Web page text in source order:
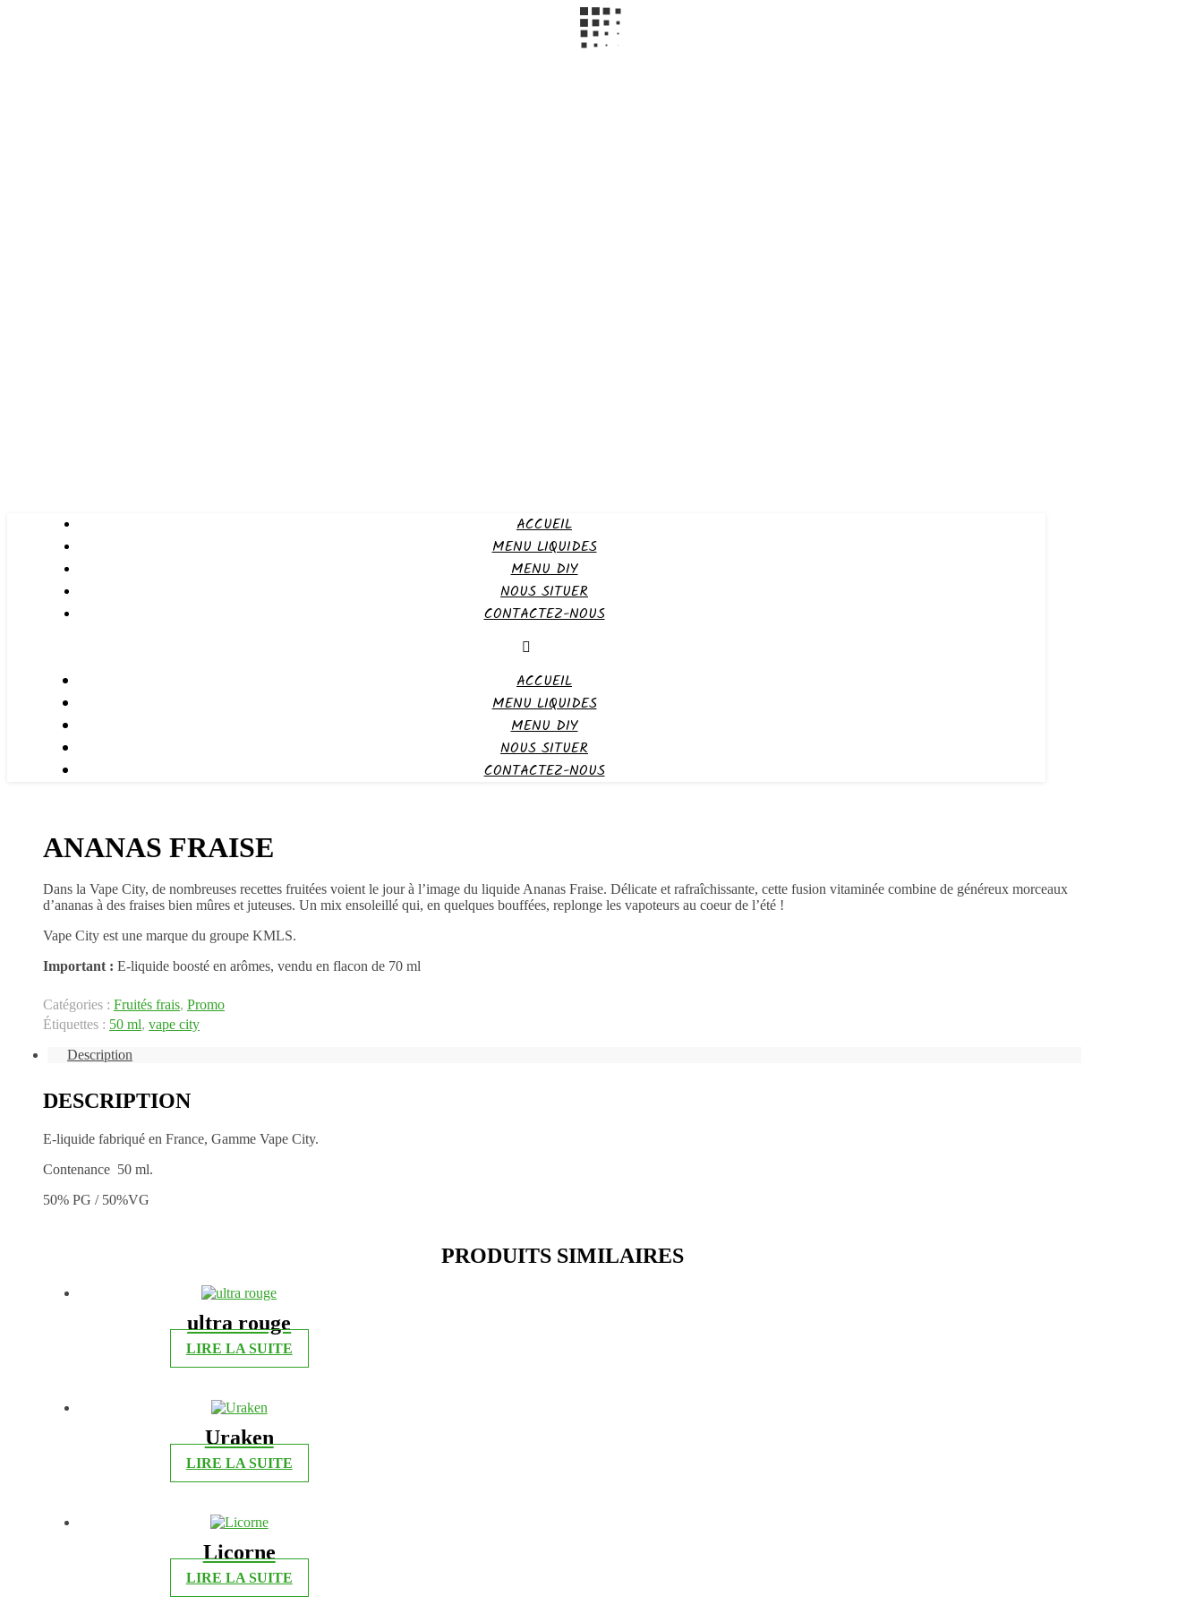
ACCUEIL
MENU LIQUIDES
MENU DIY
NOUS SITUER
CONTACTEZ-NOUS
ACCUEIL
MENU LIQUIDES
MENU DIY
NOUS SITUER
CONTACTEZ-NOUS
ANANAS FRAISE
Dans la Vape City, de nombreuses recettes fruitées voient le jour à l’image du liquide Ananas Fraise. Délicate et rafraîchissante, cette fusion vitaminée combine de généreux morceaux
d’ananas à des fraises bien mûres et juteuses. Un mix ensoleillé qui, en quelques bouffées, replonge les vapoteurs au coeur de l’été !
Vape City est une marque du groupe KMLS.
Important : E-liquide boosté en arômes, vendu en flacon de 70 ml
Catégories : Fruités frais, Promo
Étiquettes : 50 ml, vape city
Description
DESCRIPTION
E-liquide fabriqué en France, Gamme Vape City.
Contenance 50 ml.
50% PG / 50%VG
PRODUITS SIMILAIRES
ultra rouge
LIRE LA SUITE
Uraken
LIRE LA SUITE
Licorne
LIRE LA SUITE